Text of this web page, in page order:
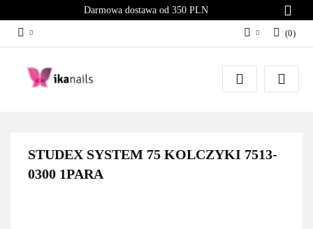
Darmowa dostawa od 350 PLN
Zaloguj się
Załóż konto
(0)
STUDEX SYSTEM 75 KOLCZYKI 7513-
0300 1PARA